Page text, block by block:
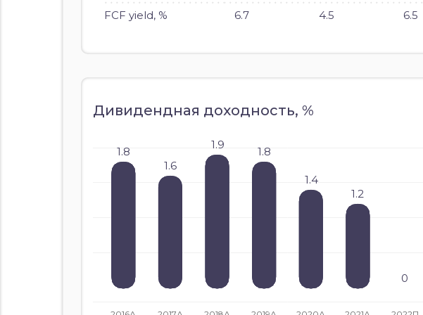
FCF yield, % 6.7 4.5 6.5
Дивидендная доходность, %